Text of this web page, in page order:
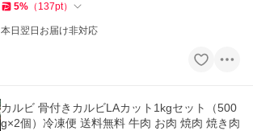
5% （ 137pt）
本日翌日お届け非対応
カルビ 骨付きカルビLAカット1kgセット（500
g×2個）冷凍便 送料無料 牛肉 お肉 焼肉 焼き肉